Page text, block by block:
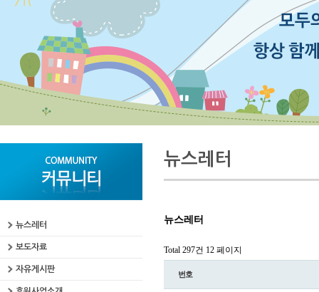
조직도
운영위원회
오시는 길
센터 로고
청년자립도전
게이트웨이
시간제 자활근로
자활사업 안내
뉴스레터
보도자료
자유게시판
뉴스레터
뉴스레터
Total 297건 12 페이지
번호